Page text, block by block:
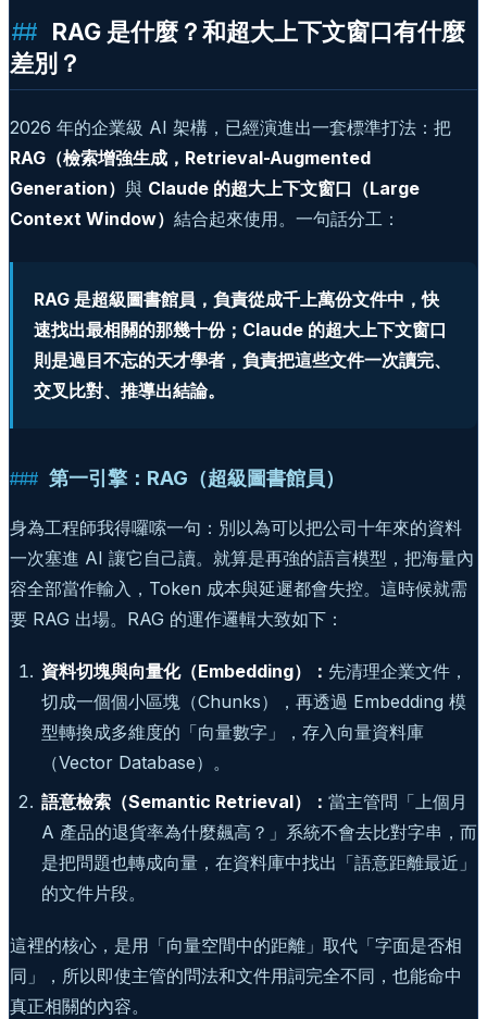
RAG 是什麼？和超大上下文窗口有什麼
差別？
2026 年的企業級 AI 架構，已經演進出一套標準打法：把
RAG（檢索增強生成，Retrieval-Augmented
Generation） 與 Claude 的超大上下文窗口（Large
Context Window） 結合起來使用。一句話分工：
RAG 是超級圖書館員，負責從成千上萬份文件中，快
速找出最相關的那幾十份；Claude 的超大上下文窗口
則是過目不忘的天才學者，負責把這些文件一次讀完、
交叉比對、推導出結論。
第一引擎：RAG（超級圖書館員）
身為工程師我得囉嗦一句：別以為可以把公司十年來的資料
一次塞進 AI 讓它自己讀。就算是再強的語言模型，把海量內
容全部當作輸入，Token 成本與延遲都會失控。這時候就需
要 RAG 出場。RAG 的運作邏輯大致如下：
資料切塊與向量化（Embedding）： 先清理企業文件，
切成一個個小區塊（Chunks），再透過 Embedding 模
型轉換成多維度的「向量數字」，存入向量資料庫
（Vector Database）。
語意檢索（Semantic Retrieval）： 當主管問「上個月
A 產品的退貨率為什麼飆高？」系統不會去比對字串，而
是把問題也轉成向量，在資料庫中找出「語意距離最近」
的文件片段。
這裡的核心，是用「向量空間中的距離」取代「字面是否相
同」，所以即使主管的問法和文件用詞完全不同，也能命中
真正相關的內容。